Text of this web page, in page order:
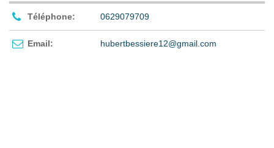
Téléphone: 0629079709
Email: hubertbessiere12@gmail.com